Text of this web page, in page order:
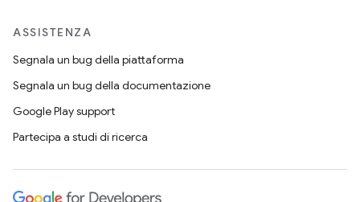
ASSISTENZA
Segnala un bug della piattaforma
Segnala un bug della documentazione
Google Play support
Partecipa a studi di ricerca